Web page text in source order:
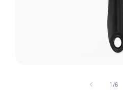
1 /de
6